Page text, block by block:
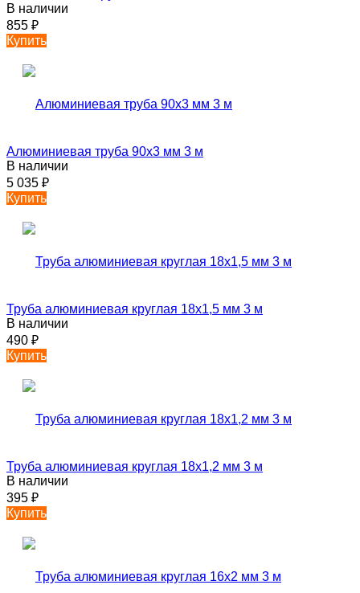
В наличии
855 ₽
Купить
Алюминиевая труба 90х3 мм 3 м
В наличии
5 035 ₽
Купить
Труба алюминиевая круглая 18х1,5 мм 3 м
В наличии
490 ₽
Купить
Труба алюминиевая круглая 18х1,2 мм 3 м
В наличии
395 ₽
Купить